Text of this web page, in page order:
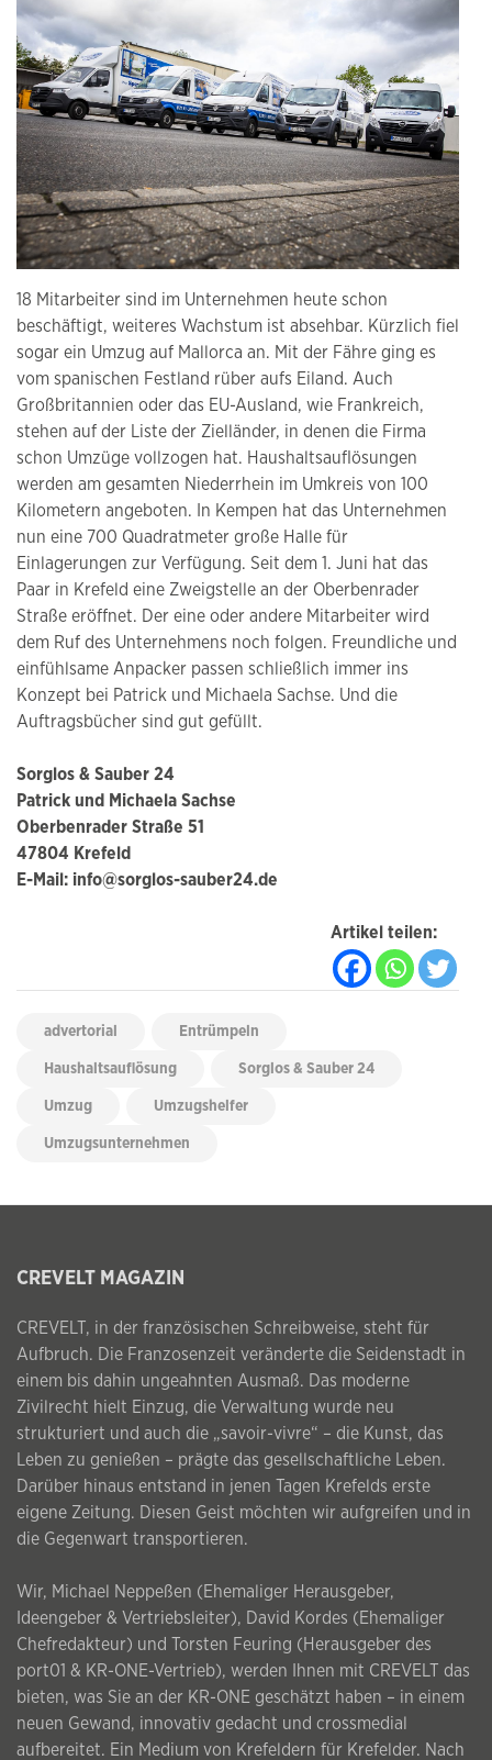
18 Mitarbeiter sind im Unternehmen heute schon
beschäftigt, weiteres Wachstum ist absehbar. Kürzlich fiel
sogar ein Umzug auf Mallorca an. Mit der Fähre ging es
vom spanischen Festland rüber aufs Eiland. Auch
Großbritannien oder das EU-Ausland, wie Frankreich,
stehen auf der Liste der Zielländer, in denen die Firma
schon Umzüge vollzogen hat. Haushaltsauflösungen
werden am gesamten Niederrhein im Umkreis von 100
Kilometern angeboten. In Kempen hat das Unternehmen
nun eine 700 Quadratmeter große Halle für
Einlagerungen zur Verfügung. Seit dem 1. Juni hat das
Paar in Krefeld eine Zweigstelle an der Oberbenrader
Straße eröffnet. Der eine oder andere Mitarbeiter wird
dem Ruf des Unternehmens noch folgen. Freundliche und
einfühlsame Anpacker passen schließlich immer ins
Konzept bei Patrick und Michaela Sachse. Und die
Auftragsbücher sind gut gefüllt.
Sorglos & Sauber 24
Patrick und Michaela Sachse
Oberbenrader Straße 51
47804 Krefeld
E-Mail: info@sorglos-sauber24.de
Artikel teilen:
advertorial Entrümpeln
Haushaltsauflösung Sorglos & Sauber 24
Umzug Umzugshelfer
Umzugsunternehmen
CREVELT MAGAZIN
CREVELT, in der französischen Schreibweise, steht für
Aufbruch. Die Franzosenzeit veränderte die Seidenstadt in
einem bis dahin ungeahnten Ausmaß. Das moderne
Zivilrecht hielt Einzug, die Verwaltung wurde neu
strukturiert und auch die „savoir-vivre“ – die Kunst, das
Leben zu genießen – prägte das gesellschaftliche Leben.
Darüber hinaus entstand in jenen Tagen Krefelds erste
eigene Zeitung. Diesen Geist möchten wir aufgreifen und in
die Gegenwart transportieren.
Wir, Michael Neppeßen (Ehemaliger Herausgeber,
Ideengeber & Vertriebsleiter), David Kordes (Ehemaliger
Chefredakteur) und Torsten Feuring (Herausgeber des
port01 & KR-ONE-Vertrieb), werden Ihnen mit CREVELT das
bieten, was Sie an der KR-ONE geschätzt haben – in einem
neuen Gewand, innovativ gedacht und crossmedial
aufbereitet. Ein Medium von Krefeldern für Krefelder. Nach